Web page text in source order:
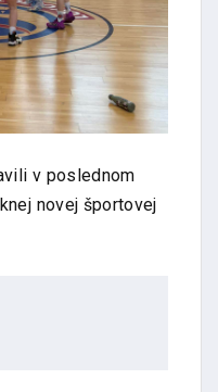
v poslednom
novej športovej